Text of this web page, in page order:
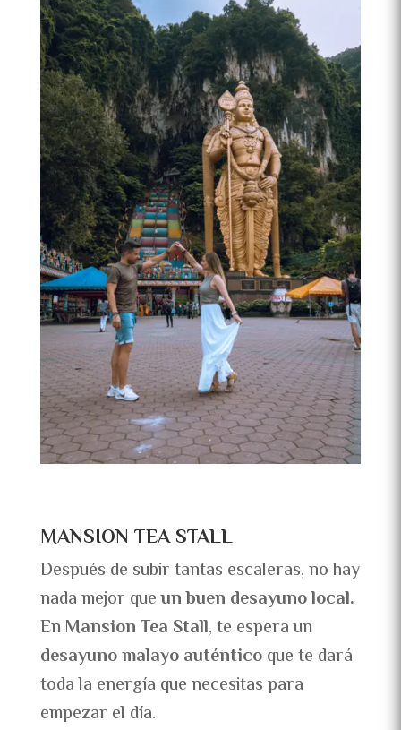
MANSION TEA STALL
Después de subir tantas escaleras, no hay
nada mejor queun buen desayuno local.
En Mansion Tea Stall, te espera un
desayuno malayo auténticoque te dará
toda la energía que necesitas para
empezar el día.